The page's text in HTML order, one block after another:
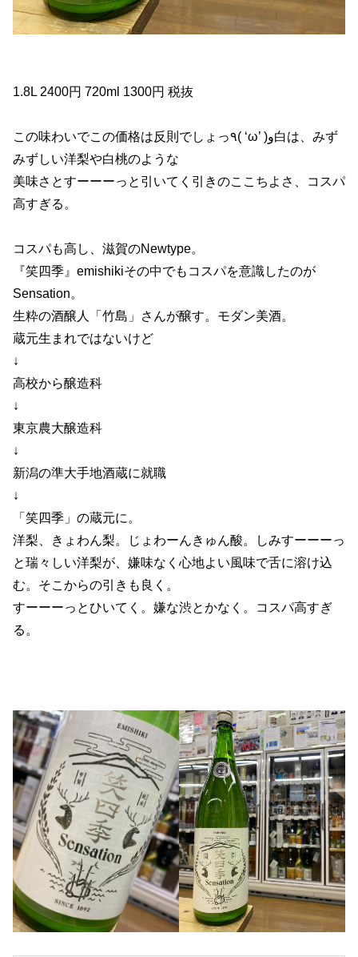
1.8L 2400円 720ml 1300円 税抜
この味わいでこの価格は反則でしょっ٩( ‘ω’ )و白は、みず
みずしい洋梨や白桃のような
美味さとすーーーっと引いてく引きのここちよさ、コスパ
高すぎる。
コスパも高し、滋賀のNewtype。
『笑四季』emishikiその中でもコスパを意識したのが
Sensation。
生粋の酒醸人「竹島」さんが醸す。モダン美酒。
蔵元生まれではないけど
↓
高校から醸造科
↓
東京農大醸造科
↓
新潟の準大手地酒蔵に就職
↓
「笑四季」の蔵元に。
洋梨、きょわん梨。じょわーんきゅん酸。しみすーーーっ
と瑞々しい洋梨が、嫌味なく心地よい風味で舌に溶け込
む。そこからの引きも良く。
すーーーっとひいてく。嫌な渋とかなく。コスパ高すぎ
る。